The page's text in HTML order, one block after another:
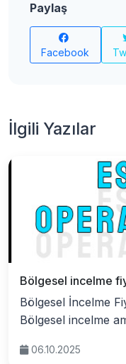
Paylaş
Facebook
İlgili Yazılar
Bölgesel incelme
Bölgesel İncelme
Bölgesel incelme
06.10.2025